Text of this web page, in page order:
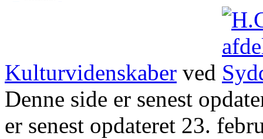
Kulturvidenskaber ved
Denne side er senest
er senest opdateret 23.